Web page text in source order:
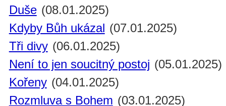
Duše (08.01.2025)
Kdyby Bůh ukázal (07.01.2025)
Tři divy (06.01.2025)
Není to jen soucitný postoj (05.01.2025)
Kořeny (04.01.2025)
Rozmluva s Bohem (03.01.2025)